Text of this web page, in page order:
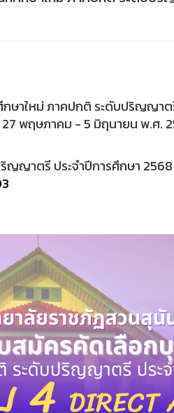
ษาใหม่ ภาคปกติ ระดับปริญญาต
พฤษภาคม - 5 มิถุนายน พ.ศ.
ญญาตรี ประจำปีการศึกษา